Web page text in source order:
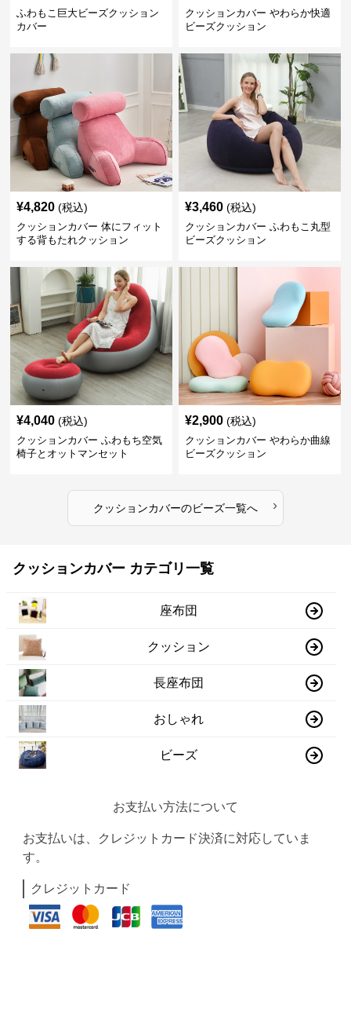
ふわもこ巨大ビーズクッション
カバー
クッションカバー やわらか快適
ビーズクッション
¥4,820 (税込)
クッションカバー 体にフィット
する背もたれクッション
¥3,460 (税込)
クッションカバー ふわもこ丸型
ビーズクッション
¥4,040 (税込)
クッションカバー ふわもち空気
椅子とオットマンセット
¥2,900 (税込)
クッションカバー やわらか曲線
ビーズクッション
クッションカバーのビーズ一覧へ ›
クッションカバー カテゴリ一覧
座布団
クッション
長座布団
おしゃれ
ビーズ
お支払い方法について
お支払いは、クレジットカード決済に対応していま
す。
クレジットカード